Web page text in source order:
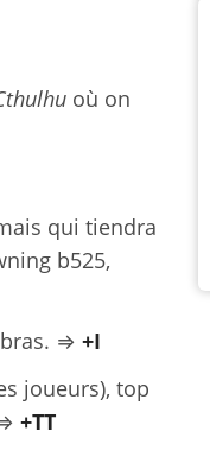
où on
qui tiendra
b525,
⇒ +I
joueurs), top
+TT